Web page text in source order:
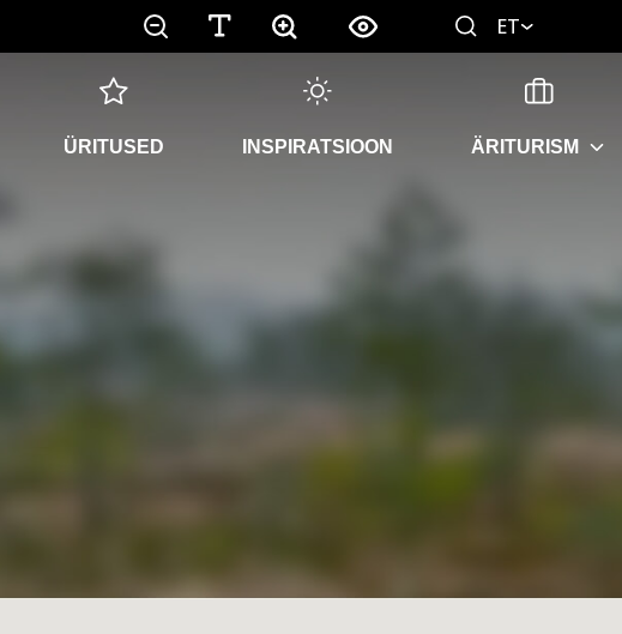
ET
ÜRITUSED INSPIRATSIOON ÄRITURISM